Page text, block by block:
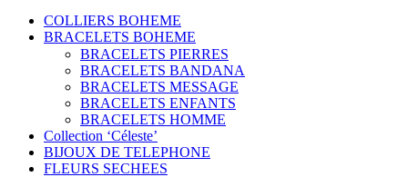
COLLIERS BOHEME
BRACELETS BOHEME
BRACELETS PIERRES
BRACELETS BANDANA
BRACELETS MESSAGE
BRACELETS ENFANTS
BRACELETS HOMME
Collection ‘Céleste’
BIJOUX DE TELEPHONE
FLEURS SECHEES